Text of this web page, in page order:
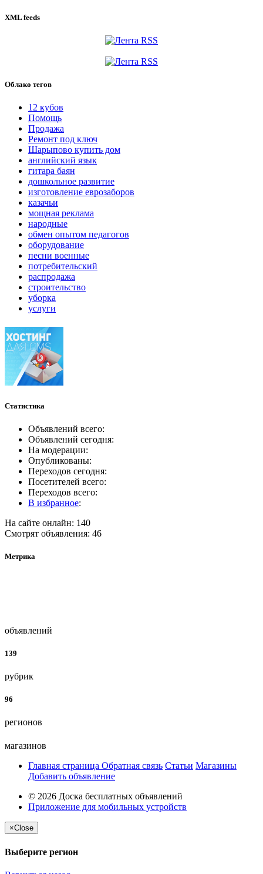
XML feeds
Облако тегов
12 кубов
Помощь
Продажа
Ремонт под ключ
Шарыпово купить дом
английский язык
гитара баян
дошкольное развитие
изготовление еврозаборов
казачьи
мощная реклама
народные
обмен опытом педагогов
оборудование
песни военные
потребительский
распродажа
строительство
уборка
услуги
Статистика
Объявлений всего:
Объявлений сегодня:
На модерации:
Опубликованы:
Переходов сегодня:
Посетителей всего:
Переходов всего:
В избранное:
На сайте онлайн: 140
Смотрят объявления: 46
Метрика
объявлений
139
рубрик
96
регионов
магазинов
Главная страница Обратная связь Статьи Магазины
Добавить объявление
© 2026 Доска бесплатных объявлений
Приложение для мобильных устройств
×Close
Выберите регион